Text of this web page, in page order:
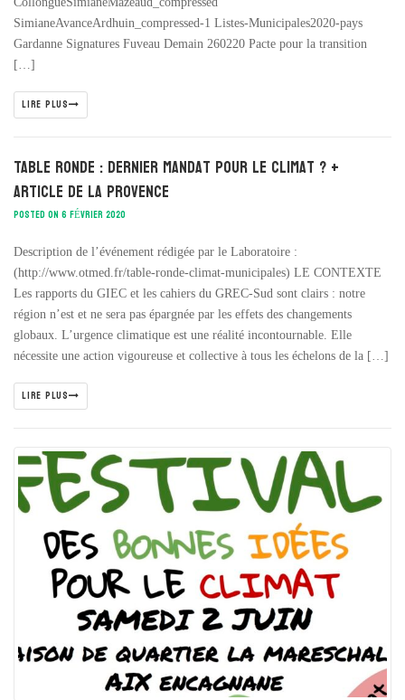
SimianeAvanceArdhuin_compressed-1 Listes-Municipales2020-pays
Gardanne Signatures Fuveau Demain 260220 Pacte pour la transition
[…]
LIRE PLUS
Table ronde : dernier mandat pour le Climat ? +
Article de La Provence
POSTED ON 6 FÉVRIER 2020
Description de l’événement rédigée par le Laboratoire :
(http://www.otmed.fr/table-ronde-climat-municipales) LE CONTEXTE
Les rapports du GIEC et les cahiers du GREC-Sud sont clairs : notre
région n’est et ne sera pas épargnée par les effets des changements
globaux. L’urgence climatique est une réalité incontournable. Elle
nécessite une action vigoureuse et collective à tous les échelons de la […]
LIRE PLUS